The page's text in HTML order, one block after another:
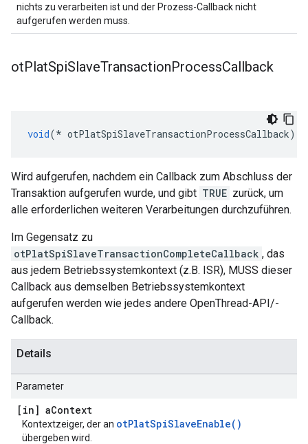
nichts zu verarbeiten ist und der Prozess-Callback nicht
aufgerufen werden muss.
otPlatSpiSlaveTransactionProcessCallback
void(* otPlatSpiSlaveTransactionProcessCallback)(
Wird aufgerufen, nachdem ein Callback zum Abschluss der
Transaktion aufgerufen wurde, und gibt TRUE zurück, um
alle erforderlichen weiteren Verarbeitungen durchzuführen.
Im Gegensatz zu
otPlatSpiSlaveTransactionCompleteCallback , das
aus jedem Betriebssystemkontext (z.B. ISR), MUSS dieser
Callback aus demselben Betriebssystemkontext
aufgerufen werden wie jedes andere OpenThread-API/-
Callback.
Details
Parameter
[in] aContext
Kontextzeiger, der an otPlatSpiSlaveEnable()
übergeben wird.